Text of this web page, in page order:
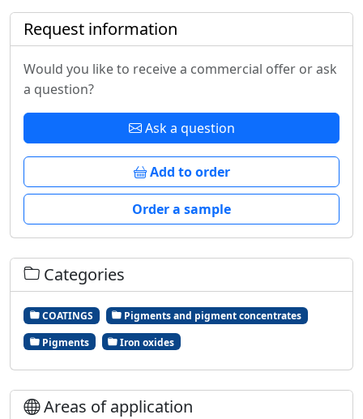
Request information
Would you like to receive a commercial offer or ask
a question?
Ask a question
Add to order
Order a sample
Categories
COATINGS
Pigments and pigment concentrates
Pigments
Iron oxides
Areas of application